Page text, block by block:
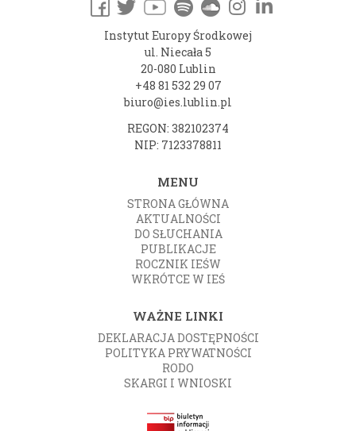
Instytut Europy Środkowej
ul. Niecała 5
20-080 Lublin
+48 81 532 29 07
biuro@ies.lublin.pl
REGON: 382102374
NIP: 7123378811
MENU
STRONA GŁÓWNA
AKTUALNOŚCI
DO SŁUCHANIA
PUBLIKACJE
ROCZNIK IEŚW
WKRÓTCE W IEŚ
WAŻNE LINKI
DEKLARACJA DOSTĘPNOŚCI
POLITYKA PRYWATNOŚCI
RODO
SKARGI I WNIOSKI